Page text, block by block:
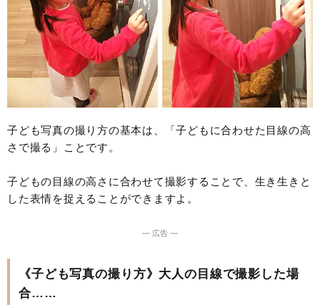
子ども写真の撮り方の基本は、「子どもに合わせた目線の高
さで撮る」ことです。
子どもの目線の高さに合わせて撮影することで、生き生きと
した表情を捉えることができますよ。
― 広告 ―
《子ども写真の撮り方》大人の目線で撮影した場
合……